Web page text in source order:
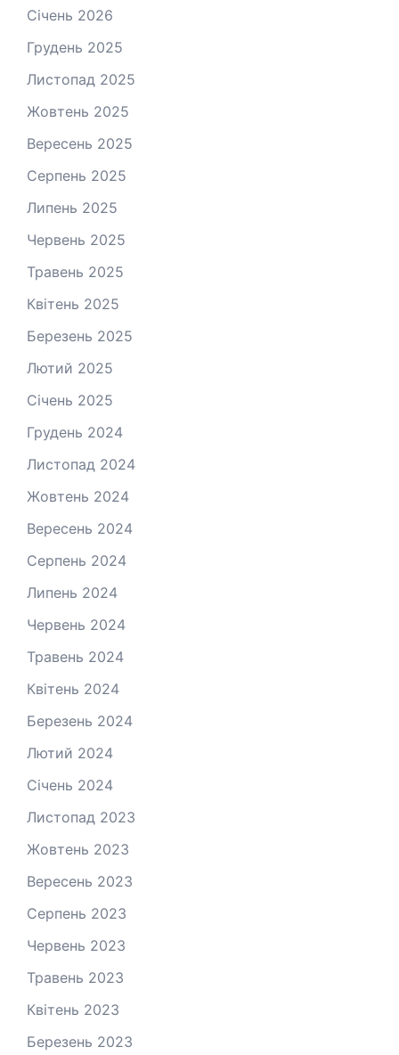
Січень 2026
Грудень 2025
Листопад 2025
Жовтень 2025
Вересень 2025
Серпень 2025
Липень 2025
Червень 2025
Травень 2025
Квітень 2025
Березень 2025
Лютий 2025
Січень 2025
Грудень 2024
Листопад 2024
Жовтень 2024
Вересень 2024
Серпень 2024
Липень 2024
Червень 2024
Травень 2024
Квітень 2024
Березень 2024
Лютий 2024
Січень 2024
Листопад 2023
Жовтень 2023
Вересень 2023
Серпень 2023
Червень 2023
Травень 2023
Квітень 2023
Березень 2023